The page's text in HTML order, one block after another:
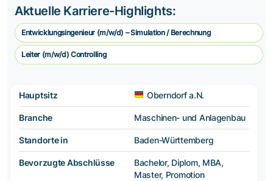
Aktuelle Karriere-Highlights:
Entwicklungsingenieur (m/w/d) – Simulation / Berechnung
Leiter (m/w/d) Controlling
Hauptsitz Oberndorf a.N.
Branche Maschinen- und Anlagenbau
Standorte in Baden-Württemberg
Bevorzugte Abschlüsse
Bachelor, Diplom, MBA,
Master, Promotion